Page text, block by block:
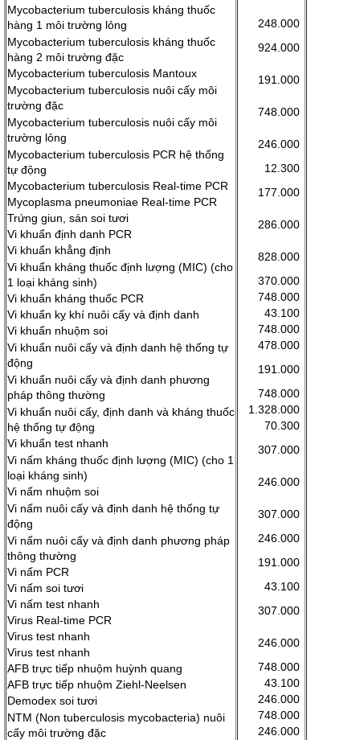
Mycobacterium tuberculosis kháng thuốc
hàng 1 môi trường lỏng
Mycobacterium tuberculosis kháng thuốc
hàng 2 môi trường đặc
Mycobacterium tuberculosis Mantoux
Mycobacterium tuberculosis nuôi cấy môi
trường đặc
Mycobacterium tuberculosis nuôi cấy môi
trường lỏng
Mycobacterium tuberculosis PCR hệ thống
tự động
Mycobacterium tuberculosis Real-time PCR
Mycoplasma pneumoniae Real-time PCR
Trứng giun, sán soi tươi
Vi khuẩn định danh PCR
Vi khuẩn khẳng định
Vi khuẩn kháng thuốc định lượng (MIC) (cho
1 loại kháng sinh)
Vi khuẩn kháng thuốc PCR
Vi khuẩn kỵ khí nuôi cấy và định danh
Vi khuẩn nhuộm soi
Vi khuẩn nuôi cấy và định danh hệ thống tự
động
Vi khuẩn nuôi cấy và định danh phương
pháp thông thường
Vi khuẩn nuôi cấy, định danh và kháng thuốc
hệ thống tự động
Vi khuẩn test nhanh
Vi nấm kháng thuốc định lượng (MIC) (cho 1
loại kháng sinh)
Vi nấm nhuộm soi
Vi nấm nuôi cấy và định danh hệ thống tự
động
Vi nấm nuôi cấy và định danh phương pháp
thông thường
Vi nấm PCR
Vi nấm soi tươi
Vi nấm test nhanh
Virus Real-time PCR
Virus test nhanh
Virus test nhanh
AFB trực tiếp nhuộm huỳnh quang
AFB trực tiếp nhuộm Ziehl-Neelsen
Demodex soi tươi
NTM (Non tuberculosis mycobacteria) nuôi
cấy môi trường đặc
248.000
924.000
191.000
748.000
246.000
12.300
177.000
286.000
828.000
370.000
748.000
43.100
748.000
478.000
191.000
748.000
1.328.000
70.300
307.000
246.000
307.000
246.000
191.000
43.100
307.000
246.000
748.000
43.100
246.000
748.000
246.000